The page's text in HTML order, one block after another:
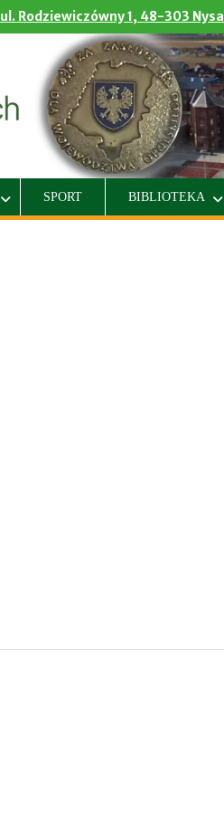
ul. Rodziewiczówny 1, 48-303 Nysa
SPORT BIBLIOTEKA